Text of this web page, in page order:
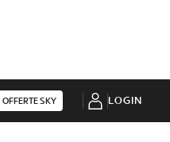
OFFERTE SKY LOGIN